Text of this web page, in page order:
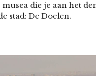
die je aan het
stad: De Doelen.